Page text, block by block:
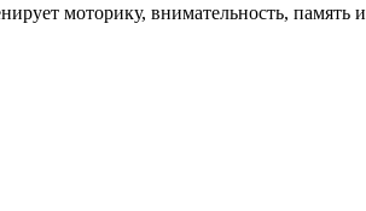
моторику, внимательность, память и